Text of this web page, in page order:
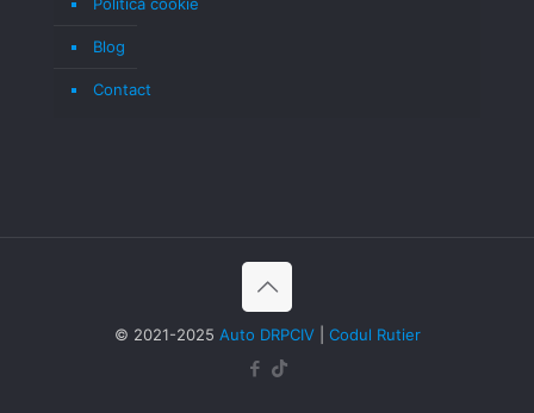
Blog
Contact
© 2021-2025 Auto DRPCIV| Codul Rutier